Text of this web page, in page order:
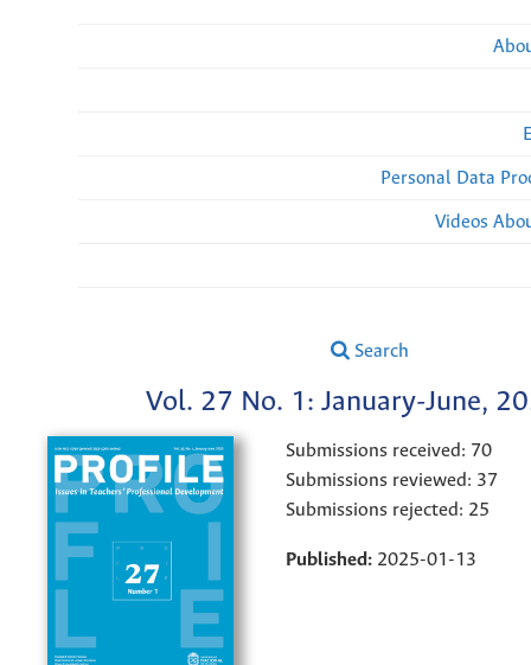
Personal Data
Videos
Search
Vol. 27 No. 1: January-June,
Submissions received: 70
Submissions reviewed: 37
Submissions rejected: 25
Published: 2025-01-13